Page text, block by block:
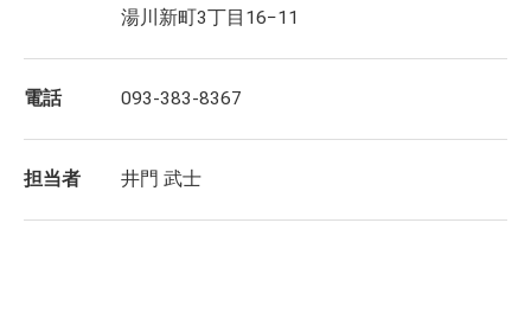
湯川新町3丁目16−11
電話 093-383-8367
担当者 井門 武士